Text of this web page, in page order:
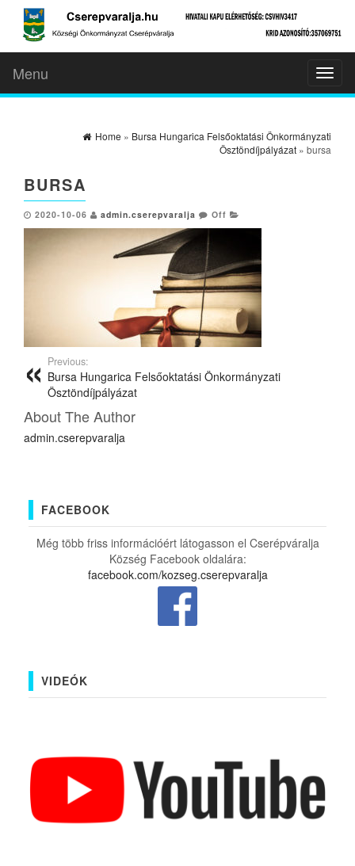
Menu
Home » Bursa Hungarica Felsőoktatási Önkormányzati
Ösztöndíjpályázat » bursa
BURSA
2020-10-06 admin.cserepvaralja Off
Previous:
Bursa Hungarica Felsőoktatási Önkormányzati
Ösztöndíjpályázat
About The Author
admin.cserepvaralja
FACEBOOK
Még több friss információért látogasson el Cserépváralja
Község Facebook oldalára:
facebook.com/kozseg.cserepvaralja
VIDEÓK